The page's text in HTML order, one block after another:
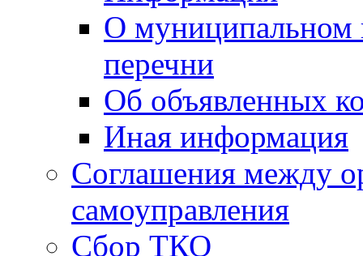
О муниципальном
перечни
Об объявленных
Иная информация
Соглашения между
самоуправления
Сбор ТКО